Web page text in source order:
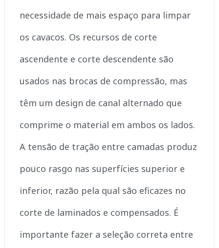
necessidade de mais espaço para limpar
os cavacos. Os recursos de corte
ascendente e corte descendente são
usados nas brocas de compressão, mas
têm um design de canal alternado que
comprime o material em ambos os lados.
A tensão de tração entre camadas produz
pouco rasgo nas superfícies superior e
inferior, razão pela qual são eficazes no
corte de laminados e compensados. É
importante fazer a seleção correta entre